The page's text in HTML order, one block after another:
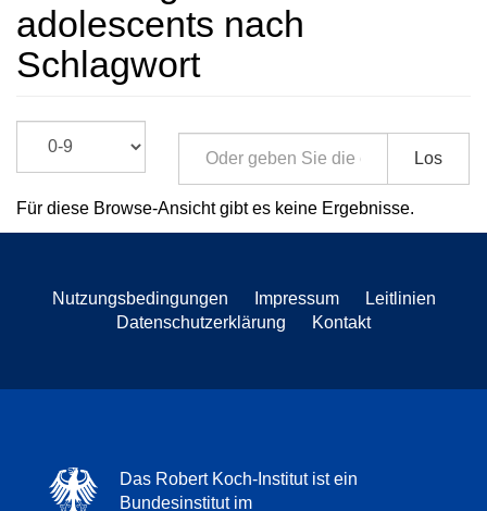
adolescents nach
Schlagwort
Los
Für diese Browse-Ansicht gibt es keine Ergebnisse.
Nutzungsbedingungen Impressum
Leitlinien
Datenschutzerklärung
Kontakt
Das Robert Koch-Institut ist ein
Bundesinstitut im